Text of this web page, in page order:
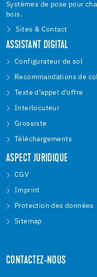
Systèmes de pose pour
bois.
Sites & Contact
ASSISTANT DIGITAL
Configurateur de sol
Recommandations de
Texte d'appel d'offre
Interlocuteur
Grossiste
Téléchargements
ASPECT JURIDIQUE
CGV
Imprint
Protection des données
Sitemap
CONTACTEZ-NOUS